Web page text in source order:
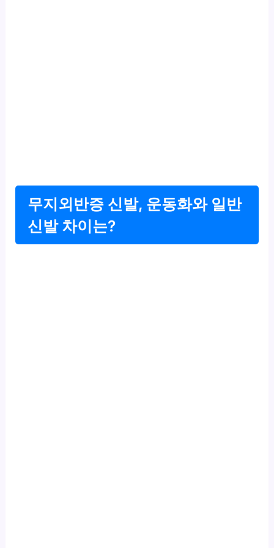
무지외반증 신발, 운동화와 일반
신발 차이는?